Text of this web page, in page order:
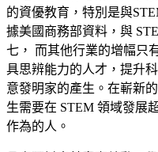
的資優教育，特別是與
據美國商務部資料，與
七， 而其他行業的增幅只
具思辨能力的人才，提升
意發明家的產生。在嶄新
生需要在 STEM 領域發展
作為的人。